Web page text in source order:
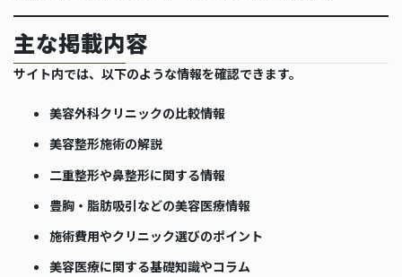
主な掲載内容
サイト内では、以下のような情報を確認できます。
美容外科クリニックの比較情報
美容整形施術の解説
二重整形や鼻整形に関する情報
豊胸・脂肪吸引などの美容医療情報
施術費用やクリニック選びのポイント
美容医療に関する基礎知識やコラム